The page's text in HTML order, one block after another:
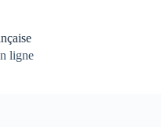
ligne